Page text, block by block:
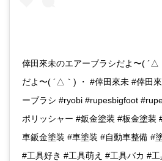
倖田來未のエアーブラシだよ〜( ´△
だよ〜( ´△｀) ・ #倖田來未 #倖田
ーブラシ #ryobi #rupesbigfoot
ポリッシャー #鈑金塗装 #板金塗装
車鈑金塗装 #車塗装 #自動車整備 #
#工具好き #工具萌え #工具バカ #